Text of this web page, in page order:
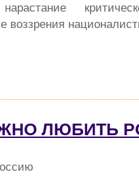
воззрения
ЛЮБИТЬ